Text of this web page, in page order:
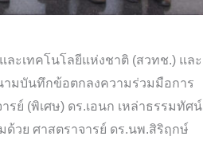
ะเทคโนโลยีแห่งชาติ (สวทช.) และ
ามบันทึกข้อตกลงความร่วมมือการ
รย์ (พิเศษ) ดร.เอนก เหล่าธรรมทัศน์
วย ศาสตราจารย์ ดร.นพ.สิริฤกษ์